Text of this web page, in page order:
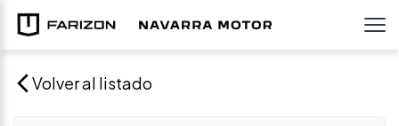
Volver al listado